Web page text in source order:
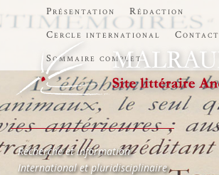
Présentation
Rédaction
Cercle international
Contact
Sommaire complet
Recherche et information
International et pluridisciplinaire